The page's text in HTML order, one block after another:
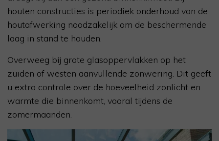
houten constructies is periodiek onderhoud van de
houtafwerking noodzakelijk om de beschermende
laag in stand te houden.
Overweeg bij grote glasoppervlakken op het
zuiden of westen aanvullende zonwering. Dit geeft
u extra controle over de hoeveelheid zonlicht en
warmte die binnenkomt, vooral tijdens de
zomermaanden.